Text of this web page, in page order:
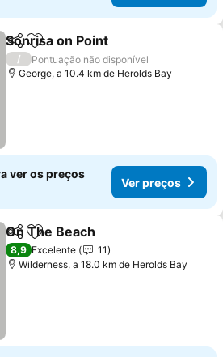
PartilharAdicionar aos favoritos
Sonrisa on Point
/
Pontuação não disponível
George, a 10.4 km de Herolds Bay
ver os preços
Ver preços
PartilharAdicionar aos favoritos
On The Beach
8,9 Excelente
11
Wilderness, a 18.0 km de Herolds Bay